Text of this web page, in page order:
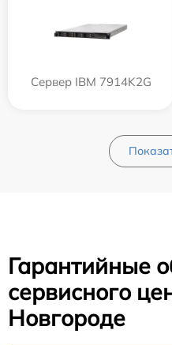
Сервер IBM 7914K2G
Гарантийные
сервисного
Новгороде